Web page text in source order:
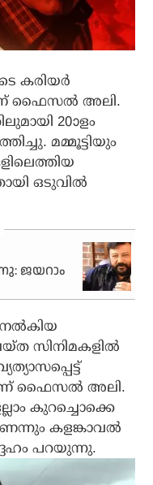
കരിയര്‍
ഫൈസല്‍ അലി.
20ാളം
മമ്മൂട്ടിയും
ഒടുവില്‍
ജയറാം
നല്‍കിയ
സിനിമകളില്‍
ഫൈസല്‍ അലി.
കുറച്ചൊക്കെ
കളങ്കാവല്‍
പറയുന്നു.